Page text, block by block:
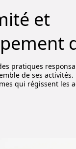
et
pratiques
de ses activités.
qui régissent les